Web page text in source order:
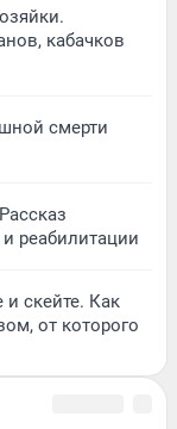
кабачков
смерти
реабилитации
и скейте. Как
от которого